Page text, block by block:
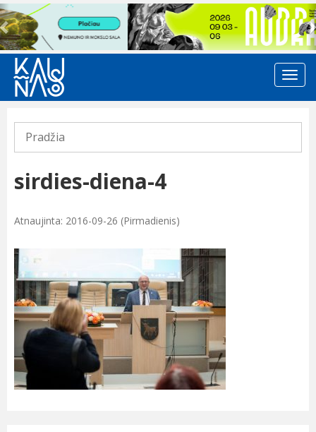
Previous
Pradžia
sirdies-diena-4
Atnaujinta: 2016-09-26 (Pirmadienis)